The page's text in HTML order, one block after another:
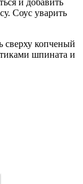
и добавить
Соус уварить
сверху копченый
шпината и